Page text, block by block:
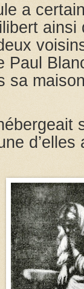
a
ainsi
Paul
sa